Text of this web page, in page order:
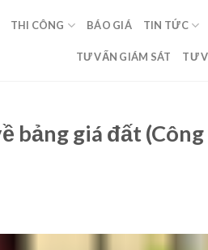
THI CÔNG BÁO GIÁ TIN TỨC
TƯ VẤN GIÁM SÁT TƯ
bảng giá đất (Công